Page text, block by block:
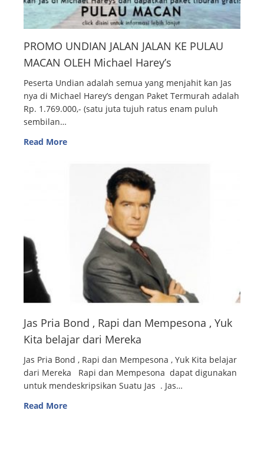
PROMO UNDIAN JALAN JALAN KE PULAU
MACAN OLEH Michael Harey’s
Peserta Undian adalah semua yang menjahit kan Jas
nya di Michael Harey’s dengan Paket Termurah adalah
Rp. 1.769.000,- (satu juta tujuh ratus enam puluh
sembilan…
Read More
Jas Pria Bond , Rapi dan Mempesona , Yuk
Kita belajar dari Mereka
Jas Pria Bond , Rapi dan Mempesona , Yuk Kita belajar
dari Mereka Rapi dan Mempesona dapat digunakan
untuk mendeskripsikan Suatu Jas . Jas…
Read More